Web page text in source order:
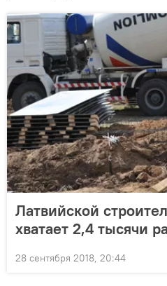
Латвийской
хватает 2,4 тысячи
28 сентября 2018, 20:44